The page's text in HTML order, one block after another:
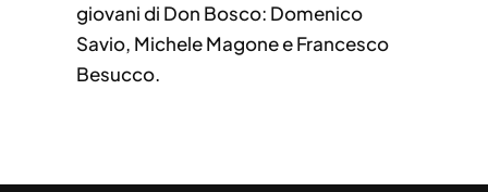
giovani di Don Bosco: Domenico
Savio, Michele Magone e Francesco
Besucco.